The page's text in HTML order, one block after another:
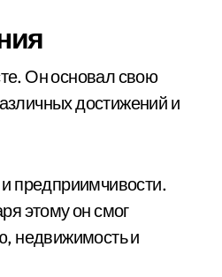
Он основал свою
достижений и
предприимчивости.
этому он смог
недвижимость и